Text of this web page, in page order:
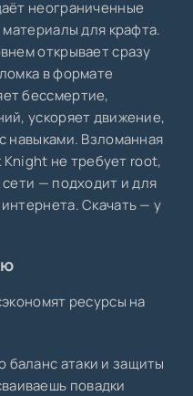
неограниченные
для крафта.
открывает сразу
в формате
бессмертие,
ускоряет движение,
навыками. Взломанная
Knight не требует root,
— подходит и для
Скачать — у
ресурсы на
баланс атаки и защиты
повадки